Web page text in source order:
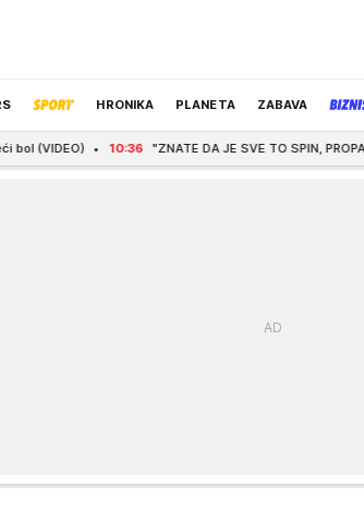
HRONIKA PLANETA ZABAVA
IZBOR UREDNIKA
"ZNATE DA JE SVE TO SPIN, PROPAGANDA, LAŽ I